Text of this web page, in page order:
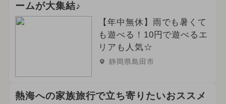
ームが大集結♪
【年中無休】雨でも暑くて
も遊べる！10円で遊べるエ
リアも人気☆
静岡県島田市
熱海への家族旅行で立ち寄りたいおススメ